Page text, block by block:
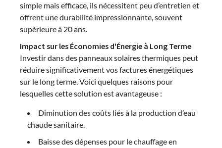
simple mais efficace, ils nécessitent peu d’entretien et
offrent une durabilité impressionnante, souvent
supérieure à 20 ans.
Impact sur les Économies d'Énergie à Long Terme
Investir dans des panneaux solaires thermiques peut
réduire significativement vos factures énergétiques
sur le long terme. Voici quelques raisons pour
lesquelles cette solution est avantageuse :
Diminution des coûts liés à la production d’eau
chaude sanitaire.
Baisse des dépenses pour le chauffage en